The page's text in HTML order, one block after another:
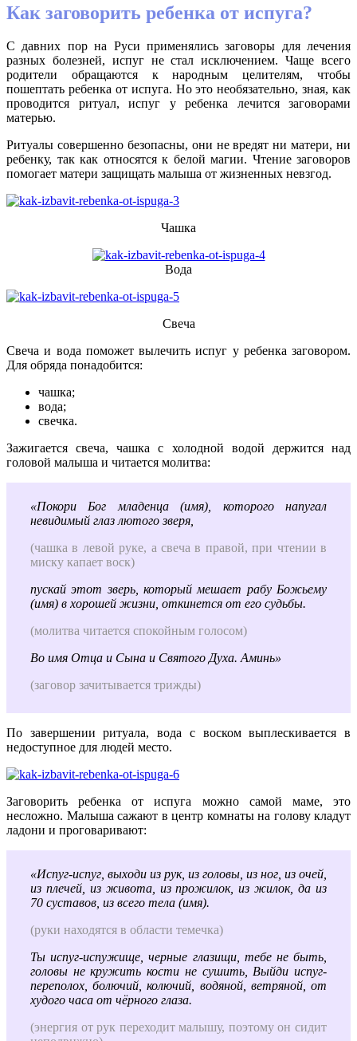
Как заговорить ребенка от испуга?
С давних пор на Руси применялись заговоры для лечения
разных болезней, испуг не стал исключением. Чаще всего
родители обращаются к народным целителям, чтобы
пошептать ребенка от испуга. Но это необязательно, зная, как
проводится ритуал, испуг у ребенка лечится заговорами
матерью.
Ритуалы совершенно безопасны, они не вредят ни матери, ни
ребенку, так как относятся к белой магии. Чтение заговоров
помогает матери защищать малыша от жизненных невзгод.
Чашка
Вода
Свеча
Свеча и вода поможет вылечить испуг у ребенка заговором.
Для обряда понадобится:
чашка;
вода;
свечка.
Зажигается свеча, чашка с холодной водой держится над
головой малыша и читается молитва:
«Покори Бог младенца (имя), которого напугал
невидимый глаз лютого зверя,
(чашка в левой руке, а свеча в правой, при чтении в
миску капает воск)
пускай этот зверь, который мешает рабу Божьему
(имя) в хорошей жизни, откинется от его судьбы.
(молитва читается спокойным голосом)
Во имя Отца и Сына и Святого Духа. Аминь»
(заговор зачитывается трижды)
По завершении ритуала, вода с воском выплескивается в
недоступное для людей место.
Заговорить ребенка от испуга можно самой маме, это
несложно. Малыша сажают в центр комнаты на голову кладут
ладони и проговаривают:
«Испуг-испуг, выходи из рук, из головы, из ног, из очей,
из плечей, из живота, из прожилок, из жилок, да из
70 суставов, из всего тела (имя).
(руки находятся в области темечка)
Ты испуг-испужище, черные глазищи, тебе не быть,
головы не кружить кости не сушить, Выйди испуг-
переполох, болючий, колючий, водяной, ветряной, от
худого часа от чёрного глаза.
(энергия от рук переходит малышу, поэтому он сидит